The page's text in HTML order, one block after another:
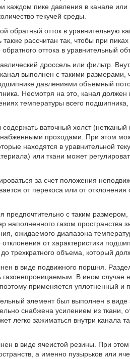
каждом пике давления в канале
текучей среды.
обратный отток в уравнительную
рассчитан так, чтобы при
оттока в уравнительный
дроссель или фильтр.
выполнен с такими
давлениями объемный
Несмотря на это, канал
температуры всего
ваточный холст
проходами. При этом
находятся в уравнительной
или ткани может
за счет положения
от перекоса или от
предпочтительно с таким
газом пространства
ожидаемого диапазона
от характеристики
трехкратного объема, который
в виде подвижного поршня.
В ином случае
применяется уплотненный и
элемент был выполнен в
снабжена усилением из ткани,
легко зажиматься внутри канала
в виде ячеистой резины. При этом
а именно пузырьков или